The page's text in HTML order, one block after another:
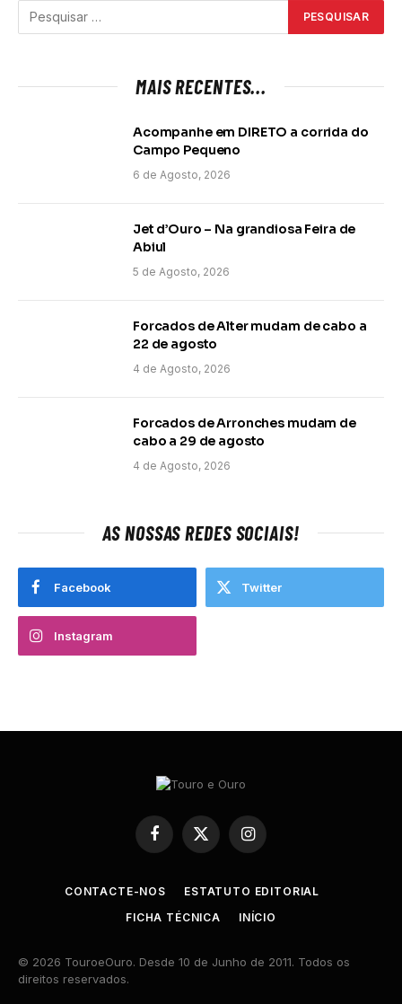
MAIS RECENTES...
Acompanhe em DIRETO a corrida do
Campo Pequeno
6 de Agosto, 2026
Jet d’Ouro – Na grandiosa Feira de
Abiul
5 de Agosto, 2026
Forcados de Alter mudam de cabo a
22 de agosto
4 de Agosto, 2026
Forcados de Arronches mudam de
cabo a 29 de agosto
4 de Agosto, 2026
AS NOSSAS REDES SOCIAIS!
Facebook Twitter
Instagram
Facebook
X
(Twitter)
Instagram
CONTACTE-NOS
ESTATUTO EDITORIAL
FICHA TÉCNICA
INÍCIO
© 2026 TouroeOuro. Desde 10 de Junho de 2011. Todos os
direitos reservados.